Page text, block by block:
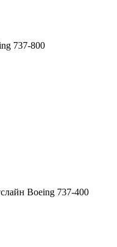
737-800
Boeing 737-400